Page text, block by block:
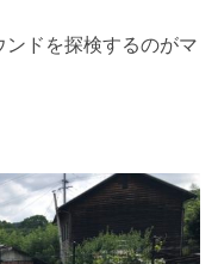
ドを探検するのがマ